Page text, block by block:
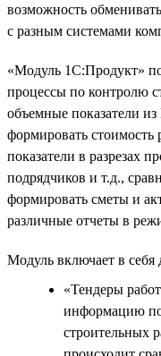
возможность
с разным системами
«Модуль 1С:Продукт»
процессы по контролю
объемные показатели
формировать стоимость
показатели в разрезах
подрядчиков и т.д.,
формировать сметы и
различные отчеты в
Модуль включает в себя
«Тендеры
информацию по
строительных